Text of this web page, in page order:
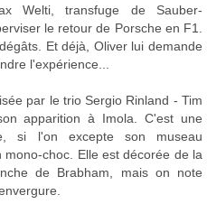
Welti, transfuge de Sauber-
le retour de Porsche en F1.
Et déjà, Oliver lui demande
l'expérience...
par le trio Sergio Rinland - Tim
apparition à Imola. C'est une
si l'on excepte son museau
choc. Elle est décorée de la
de Brabham, mais on note